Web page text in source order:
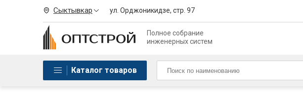
Сыктывкар ул. Орджоникидзе, стр. 97
Полное собрание
инженерных систем
Каталог товаров